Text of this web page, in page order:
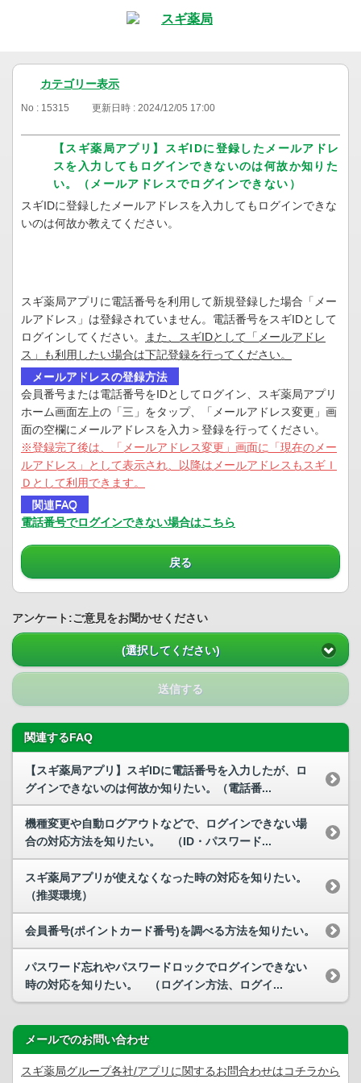
カテゴリー表示
No : 15315 更新日時 : 2024/12/05 17:00
【スギ薬局アプリ】スギIDに登録したメールアドレ
スを入力してもログインできないのは何故か知りた
い。（メールアドレスでログインできない）
スギIDに登録したメールアドレスを入力してもログインできな
いのは何故か教えてください。
スギ薬局アプリに電話番号を利用して新規登録した場合「メー
ルアドレス」は登録されていません。電話番号をスギIDとして
ログインしてください。
また、スギIDとして「メールアドレ
ス」も利用したい場合は下記登録を行ってください。
メールアドレスの登録方法
会員番号または電話番号をIDとしてログイン、スギ薬局アプリ
ホーム画面左上の「三」をタップ、「メールアドレス変更」画
面の空欄にメールアドレスを入力＞登録を行ってください。
※登録完了後は、「メールアドレス変更」画面に「現在のメー
ルアドレス」として表示され、以降はメールアドレスもスギＩ
Ｄとして利用できます。
関連FAQ
電話番号でログインできない場合はこちら
戻る
アンケート:ご意見をお聞かせください
(選択してください)
送信する
関連するFAQ
【スギ薬局アプリ】スギIDに電話番号を入力したが、ロ
グインできないのは何故か知りたい。（電話番...
機種変更や自動ログアウトなどで、ログインできない場
合の対応方法を知りたい。 （ID・パスワード...
スギ薬局アプリが使えなくなった時の対応を知りたい。
（推奨環境）
会員番号(ポイントカード番号)を調べる方法を知りたい。
パスワード忘れやパスワードロックでログインできない
時の対応を知りたい。 （ログイン方法、ログイ...
メールでのお問い合わせ
スギ薬局グループ各社/アプリに関するお問合わせはコチラから